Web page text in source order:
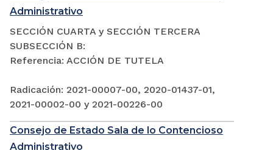
Administrativo
SECCIÓN CUARTA y SECCIÓN TERCERA
SUBSECCIÓN B:
Referencia: ACCIÓN DE TUTELA
Radicación: 2021-00007-00, 2020-01437-01,
2021-00002-00 y 2021-00226-00
Consejo de Estado Sala de lo Contencioso
Administrativo